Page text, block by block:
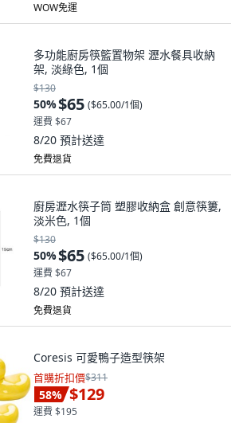
WOW免運
多功能廚房筷籃置物架 瀝水餐具收納
架, 淡綠色, 1個
$130
50%$65 ($65.00/1個)
運費 $67
8/20 預計送達
免費退貨
廚房瀝水筷子筒 塑膠收納盒 創意筷簍,
淡米色, 1個
$130
50%$65 ($65.00/1個)
運費 $67
8/20 預計送達
免費退貨
Coresis 可愛鴨子造型筷架
首購折扣價$311
58% $129
運費 $195